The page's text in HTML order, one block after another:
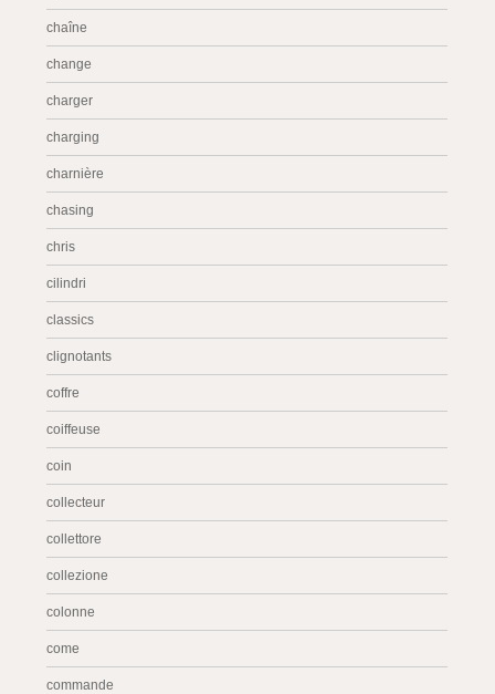
chaîne
change
charger
charging
charnière
chasing
chris
cilindri
classics
clignotants
coffre
coiffeuse
coin
collecteur
collettore
collezione
colonne
come
commande